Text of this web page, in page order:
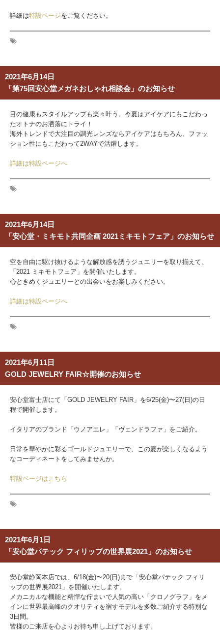
詳細は特設ページをご覧ください。
2021年6月14日
「第75回安心堂メガネおしゃれ相談会」のお知らせ
目の健康もスタイルアップも楽々叶う。今夏はアイケアにもこだわっ
たオトナのお洒落にトライ！
海外トレンドで大注目の調光レンズならアイケアはもちろん、ファッ
ション性にもこだわって2WAYで活躍します。
詳細は特設ページへ
2021年6月14日
「安心堂・ミキモト共同企画 2021ミキモトフェア」のお知らせ
空を自由に駆け抜けるような解放感を誘うジュエリーを取り揃えて、
「2021 ミキモトフェア」を開催いたします。
心ときめくジュエリーとの出会いをお楽しみください。
詳細は特設ページへ
2021年6月11日
GOLD JEWELRY FAIR☆開催のお知らせ
安心堂富士店にて「GOLD JEWELRY FAIR」を6/25(金)〜27(日)の日
程で開催します。
イタリアのブランド「ウノアエレ」「ヴェンドラファ」をご紹介。
日常を華やかに彩るゴールドジュエリーで、この夏が楽しくなるよう
なコーディネートをしてみませんか。
特設ページはこちら
2021年6月1日
「安心堂パテック フィリップの世界展2021」のお知らせ
安心堂静岡本店では、6/18(金)〜20(日)まで「安心堂パテック フィリ
ップの世界展2021」を開催いたします。
メカニカルな機能と精悍な佇まいで人気の高い「クロノグラフ」をメ
インに世界最高峰のクオリティを宿すモデルを多数ご紹介する特別な
3日間。
皆様のご来店を心よりお待ち申し上げております。